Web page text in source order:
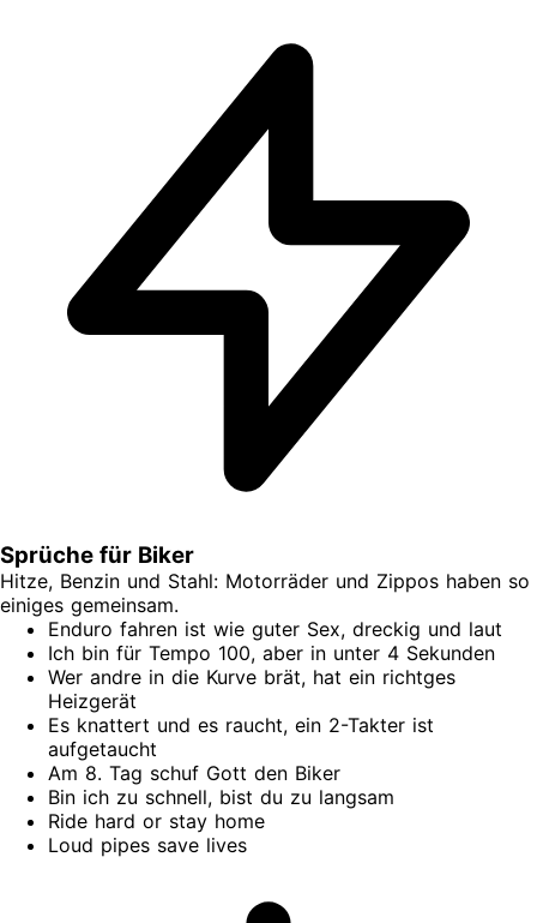
Sprüche für Biker
Hitze, Benzin und Stahl: Motorräder und Zippos haben so
einiges gemeinsam.
Enduro fahren ist wie guter Sex, dreckig und laut
Ich bin für Tempo 100, aber in unter 4 Sekunden
Wer andre in die Kurve brät, hat ein richtges
Heizgerät
Es knattert und es raucht, ein 2-Takter ist
aufgetaucht
Am 8. Tag schuf Gott den Biker
Bin ich zu schnell, bist du zu langsam
Ride hard or stay home
Loud pipes save lives